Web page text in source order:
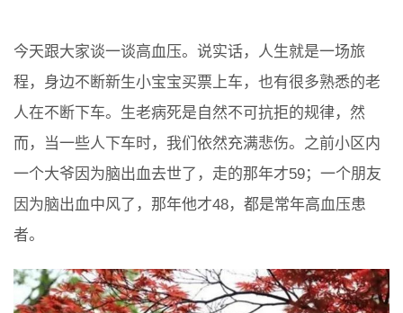
今天跟大家谈一谈高血压。说实话，人生就是一场旅
程，身边不断新生小宝宝买票上车，也有很多熟悉的老
人在不断下车。生老病死是自然不可抗拒的规律，然
而，当一些人下车时，我们依然充满悲伤。之前小区内
一个大爷因为脑出血去世了，走的那年才59；一个朋友
因为脑出血中风了，那年他才48，都是常年高血压患
者。